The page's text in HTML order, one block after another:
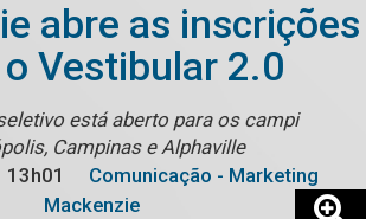
abre as inscrições
Vestibular 2.0
está aberto para os campi
Campinas e Alphaville
13h01
Comunicação - Marketing
Mackenzie